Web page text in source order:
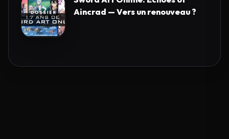
Aincrad — Vers un renouveau ?